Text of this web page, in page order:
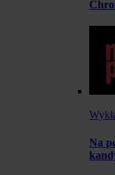
Na